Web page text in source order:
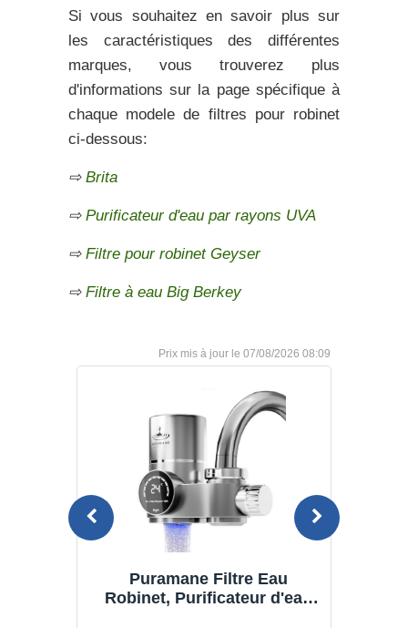
Si vous souhaitez en savoir plus sur
les caractéristiques des différentes
marques, vous trouverez plus
d'informations sur la page spécifique à
chaque modele de filtres pour robinet
ci-dessous:
⇨ Brita
⇨ Purificateur d'eau par rayons UVA
⇨ Filtre pour robinet Geyser
⇨ Filtre à eau Big Berkey
07/08/2026 08:09
Philips Water Filtre à Eau sur
Robinet AWP3703/10 Ontap -